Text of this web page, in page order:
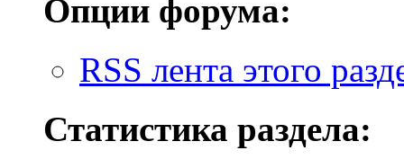
Опции форума:
RSS лента этого
Статистика раздела: